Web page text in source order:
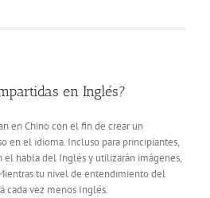
en Inglés?
en Chino con el fin de crear un
en el idioma. Incluso para principiantes,
el habla del Inglés y utilizarán imágenes,
tu nivel de entendimiento del
cada vez menos Inglés.